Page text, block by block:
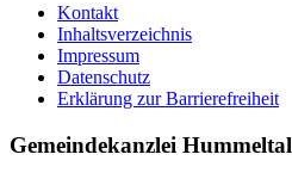
Kontakt
Inhaltsverzeichnis
Impressum
Datenschutz
Erklärung zur Barrierefreiheit
Gemeindekanzlei Hummeltal